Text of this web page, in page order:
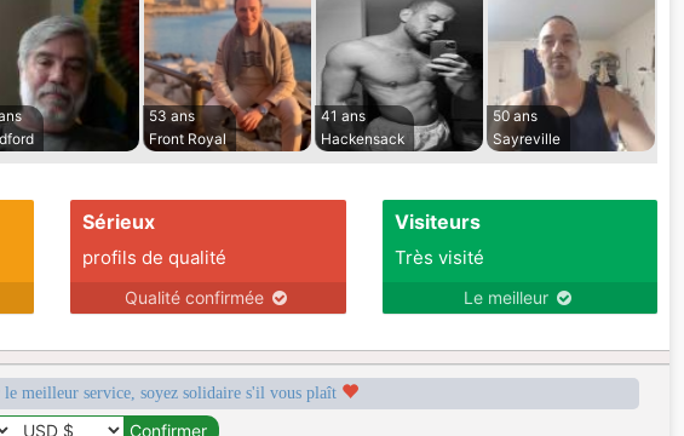
53 ans
Front Royal
41 ans
Hackensack
50 ans
Sayreville
Sérieux
profils de qualité
Qualité confirmée
Visiteurs
Très visité
Le meilleur
meilleur service, soyez solidaire s'il vous plaît